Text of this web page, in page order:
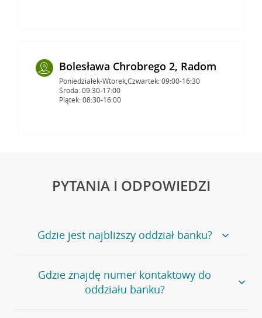
Bolesława Chrobrego 2, Radom
Poniedziałek-Wtorek,Czwartek: 09:00-16:30
Środa: 09:30-17:00
Piątek: 08:30-16:00
PYTANIA I ODPOWIEDZI
Gdzie jest najbliższy oddział banku?
Jeśli szukasz oddziału naszego banku, zapraszamy na
stronęPlacówki i bankomaty, na której znajduje się
wygodna wyszukiwarka.
Gdzie znajdę numer kontaktowy do
oddziału banku?